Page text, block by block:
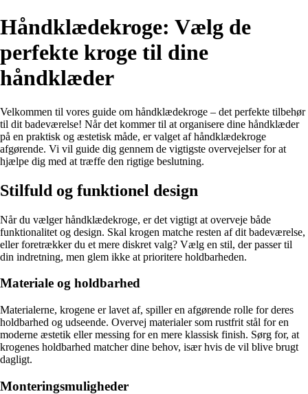
Håndklædekroge: Vælg de
perfekte kroge til dine
håndklæder
Velkommen til vores guide om håndklædekroge – det perfekte tilbehør
til dit badeværelse! Når det kommer til at organisere dine håndklæder
på en praktisk og æstetisk måde, er valget af håndklædekroge
afgørende. Vi vil guide dig gennem de vigtigste overvejelser for at
hjælpe dig med at træffe den rigtige beslutning.
Stilfuld og funktionel design
Når du vælger håndklædekroge, er det vigtigt at overveje både
funktionalitet og design. Skal krogen matche resten af dit badeværelse,
eller foretrækker du et mere diskret valg? Vælg en stil, der passer til
din indretning, men glem ikke at prioritere holdbarheden.
Materiale og holdbarhed
Materialerne, krogene er lavet af, spiller en afgørende rolle for deres
holdbarhed og udseende. Overvej materialer som rustfrit stål for en
moderne æstetik eller messing for en mere klassisk finish. Sørg for, at
krogenes holdbarhed matcher dine behov, især hvis de vil blive brugt
dagligt.
Monteringsmuligheder